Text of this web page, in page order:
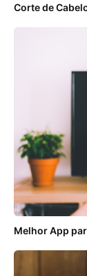
Corte de
Melhor App